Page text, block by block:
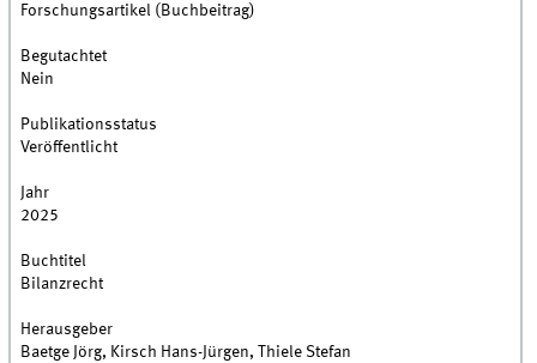
Forschungsartikel (Buchbeitrag)
Begutachtet
Nein
Publikationsstatus
Veröffentlicht
Jahr
2025
Buchtitel
Bilanzrecht
Herausgeber
Baetge Jörg, Kirsch Hans-Jürgen, Thiele Stefan